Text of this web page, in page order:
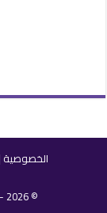
الخصوصية
© 2026 - Tourism NEWS. جميع الحقوق محفوظة